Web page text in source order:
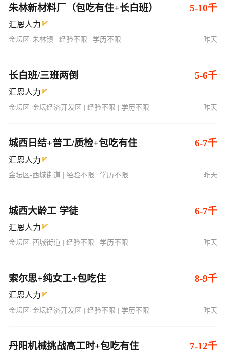
朱林新材料厂（包吃有住+长白班） 5-10千
汇恩人力
金坛区-朱林镇 | 经验不限 | 学历不限 昨天
长白班/三班两倒 5-6千
汇恩人力
金坛区-金坛经济开发区 | 经验不限 | 学历不限 昨天
城西日结+普工/质检+包吃有住 6-7千
汇恩人力
金坛区-西城街道 | 经验不限 | 学历不限 昨天
城西大龄工 学徒 6-7千
汇恩人力
金坛区-西城街道 | 经验不限 | 学历不限 昨天
索尔思+纯女工+包吃住 8-9千
汇恩人力
金坛区-金坛经济开发区 | 经验不限 | 学历不限 昨天
丹阳机械挑战高工时+包吃有住 7-12千